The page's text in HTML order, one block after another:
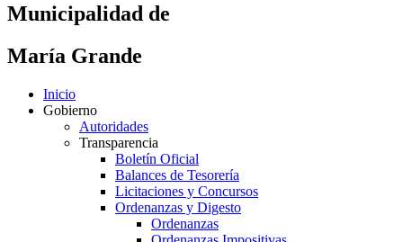
Municipalidad de
María Grande
Inicio
Gobierno
Autoridades
Transparencia
Boletín Oficial
Balances de Tesorería
Licitaciones y Concursos
Ordenanzas y Digesto
Ordenanzas